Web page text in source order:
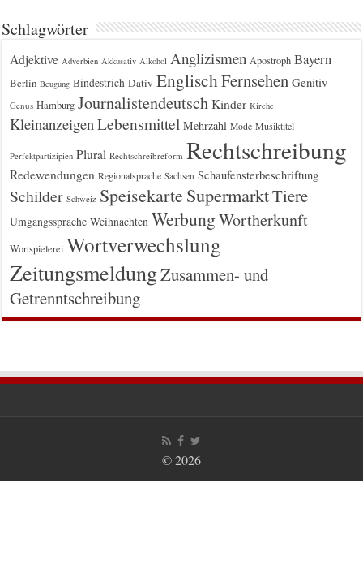
Schlagwörter
Adjektive Adverbien Akkusativ Alkohol Anglizismen Apostroph Bayern
Berlin Beugung Bindestrich Dativ EnglischFernsehen Genitiv
Genus Hamburg Journalistendeutsch Kinder Kirche
Kleinanzeigen Lebensmittel Mehrzahl Mode Musiktitel
Perfektpartizipien Plural Rechtschreibreform Rechtschreibung
Redewendungen Regionalsprache Sachsen Schaufensterbeschriftung
Schilder Schweiz Speisekarte SupermarktTiere
Umgangssprache Weihnachten WerbungWortherkunft
Wortspielerei Wortverwechslung
ZeitungsmeldungZusammen- und
Getrenntschreibung
© 2026